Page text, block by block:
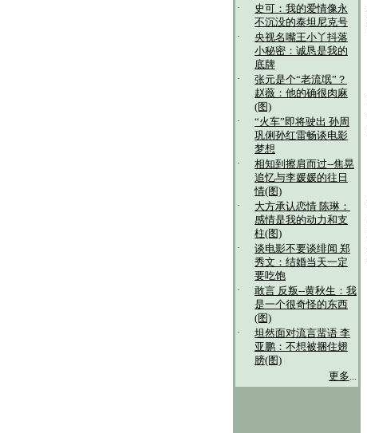
·
史可：我的爱情像永
不沉没的泰坦尼克号
·
央视名嘴王小丫抖落
小秘密：诚恳是我的
底牌
·
张元是个“老流氓”？
赵薇：他的确很肉麻
(图)
·
“火车”即将驶出 孙周
巩俐孙红雷畅谈电影
梦想
·
相知到擦肩而过--焦晃
追忆与李媛媛的往日
情(图)
·
大方承认恋情 陈琳：
感情是我的动力和支
柱(图)
·
谈电影不要谈绯闻 郑
秀文：结婚当天一定
要吃饱
·
敢言 反叛--黄秋生：我
是一个很奇怪的东西
(图)
·
坦然面对流言蜚语 李
亚鹏：不想被捆住翅
膀(图)
更多...